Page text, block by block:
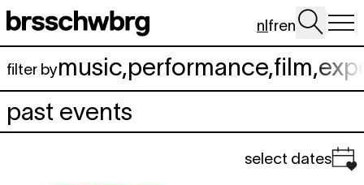
Spring naar hoofdinhoud
nlfren
filter bymusic,performance,film,
past events
select dates